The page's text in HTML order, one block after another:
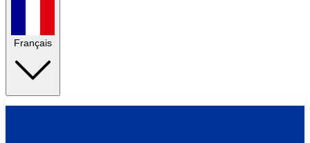
Français